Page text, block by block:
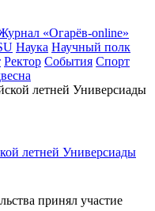
«Огарёв-online»
Наука Научный полк
Ректор События Спорт
летней Универсиады